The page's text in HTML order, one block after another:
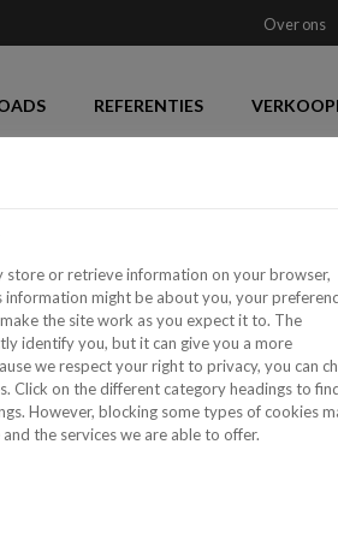
Over ons
REFERENTIES
PARASIL
Watergedragen acrylaat-
Zeer dikke en goed
Aanbrengen in 1 of 2 lagen
Rechtstreeks op goed
Werkt gedeeltelijk
store or retrieve information on your browser,
might be about you, your
the site work as you expect it to. The
identify you, but it can give you a more
we respect your right to privacy, you can
Click on the different category headings to
However, blocking some types of cookies
the services we are able to offer.